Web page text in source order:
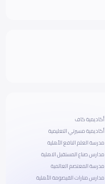
أكاديمية كاف
أكاديمية مسيرتي التعليمية
مدرسة العلم النافع الأهلية
مدارس صناع المستقبل الاهلية
مدرسة المعتصم العالمية
مدارس منارات القيصومة الأهلية